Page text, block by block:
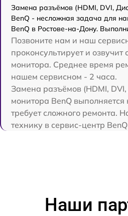
Замена разъёмов (HDMI, DVI,
BenQ - несложная задача для
BenQ в Ростове-на-Дону.
Позвоните нам и наш
проконсультирует и озвучит
монитора. Среднее время
нашем сервисном - 2 часа.
Замена разъёмов (HDMI,
монитора BenQ выполняется
требует сложного ремонта.
технику в сервис-центр
Наши